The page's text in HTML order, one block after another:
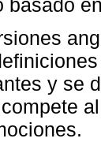
basado
y se